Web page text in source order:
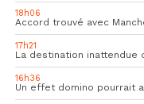
18h06
Accord trouvé avec
17h21
La destination inattendue
16h36
Un effet domino pourrait